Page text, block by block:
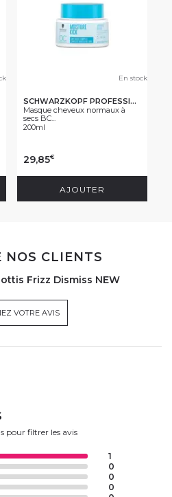
En stock
SCHWARZKOPF PROFESSIONAL
Masque cheveux normaux à
secs BC...
200ml
29,85€
AJOUTER
NOS CLIENTS
Frizz Dismiss NEW
VOTRE AVIS
pour filtrer les avis
0
0
0
1